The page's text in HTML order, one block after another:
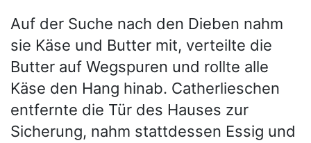
Auf der Suche nach den Dieben nahm
sie Käse und Butter mit, verteilte die
Butter auf Wegspuren und rollte alle
Käse den Hang hinab. Catherlieschen
entfernte die Tür des Hauses zur
Sicherung, nahm stattdessen Essig und